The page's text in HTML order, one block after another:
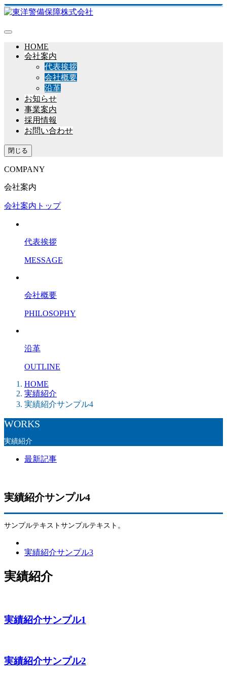
HOME
会社案内
代表挨拶
会社概要
沿革
お知らせ
事業案内
採用情報
お問い合わせ
閉じる
COMPANY
会社案内
会社案内トップ
代表挨拶
MESSAGE
会社概要
PHILOSOPHY
沿革
OUTLINE
HOME
実績紹介
実績紹介サンプル4
WORKS
実績紹介
最新記事
実績紹介サンプル4
サンプルテキストサンプルテキスト。
実績紹介サンプル3
実績紹介
実績紹介サンプル1
実績紹介サンプル2